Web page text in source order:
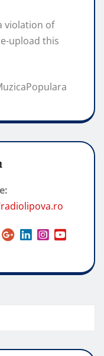
violation of
upload this